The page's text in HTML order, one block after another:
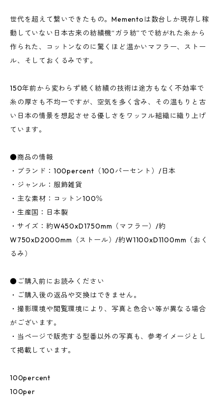
世代を超えて繋いできたもの。Mementoは数台しか現存し稼
動していない日本古来の紡績機“ガラ紡”でで紡がれた糸から
作られた、コットンなのに驚くほど温かいマフラー、ストー
ル、そしておくるみです。
150年前から変わらず続く紡績の技術は途方もなく不効率で
糸の厚さも不均一ですが、空気を多く含み、その温もりと古
い日本の情景を想起させる優しさをワッフル組織に織り上げ
ています。
●商品の情報
・ブランド：100percent（100パーセント）/日本
・ジャンル：服飾雑貨
・主な素材：コットン100％
・生産国：日本製
・サイズ：約W450xD1750mm（マフラー）/約
W750xD2000mm（ストール）/約W1100xD1100mm（おく
るみ）
●ご購入前にお読みください
・ご購入後の返品や交換はできません。
・撮影環境や閲覧環境により、写真と色合い等が異なる場合
がございます。
・当ページで販売する型番以外の写真も、参考イメージとし
て掲載しています。
100percent
100per